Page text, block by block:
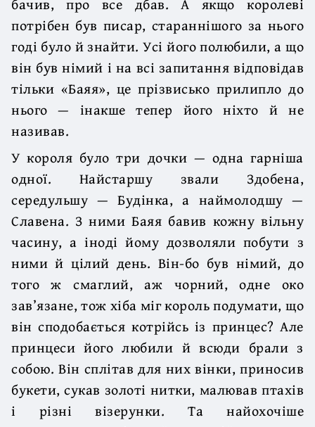
потрібен був писар, стараннішого за нього
годі було й знайти. Усі його полюбили, а що
він був німий і на всі запитання відповідав
тільки «Баяя», це прізвисько прилипло до
нього — інакше тепер його ніхто й не
називав.
У короля було три дочки — одна гарніша
одної. Найстаршу звали Здобена,
середульшу — Будінка, а наймолодшу —
Славена. З ними Баяя бавив кожну вільну
часину, а іноді йому дозволяли побути з
ними й цілий день. Він-бо був німий, до
того ж смаглий, аж чорний, одне око
зав’язане, тож хіба міг король подумати, що
він сподобається котрійсь із принцес? Але
принцеси його любили й всюди брали з
собою. Він сплітав для них вінки, приносив
букети, сукав золоті нитки, малював птахів
і різні візерунки. Та найохочіше